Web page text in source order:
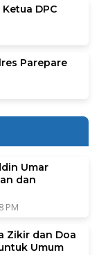
DPC
Parepare
Umar
dan
PM
Zikir dan Doa
Umum